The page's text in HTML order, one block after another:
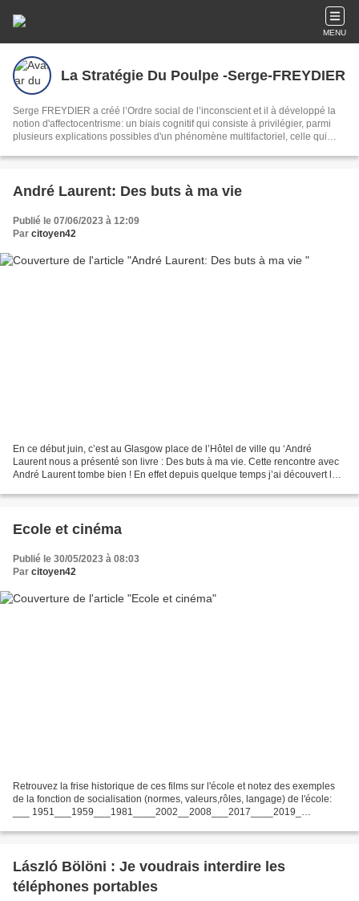
MENU
La Stratégie Du Poulpe -Serge-FREYDIER
Serge FREYDIER a créé l’Ordre social de l’inconscient et il à développé la
notion d'affectocentrisme: un biais cognitif qui consiste à privilégier, parmi
plusieurs explications possibles d'un phénomène multifactoriel, celle qui
de la complexité réelle des causes.
André Laurent: Des buts à ma vie
Publié le 07/06/2023 à 12:09
Par citoyen42
En ce début juin, c’est au Glasgow place de l’Hôtel de ville qu ‘André
Laurent nous a présenté son livre : Des buts à ma vie. Cette rencontre avec
André Laurent tombe bien ! En effet depuis quelque temps j’ai découvert le
Ecole et cinéma
Publié le 30/05/2023 à 08:03
Par citoyen42
Retrouvez la frise historique de ces films sur l'école et notez des exemples
de la fonction de socialisation (normes, valeurs,rôles, langage) de l'école:
___ 1951___1959___1981____2002__2008___2017____2019_
László Bölöni : Je voudrais interdire les
téléphones portables